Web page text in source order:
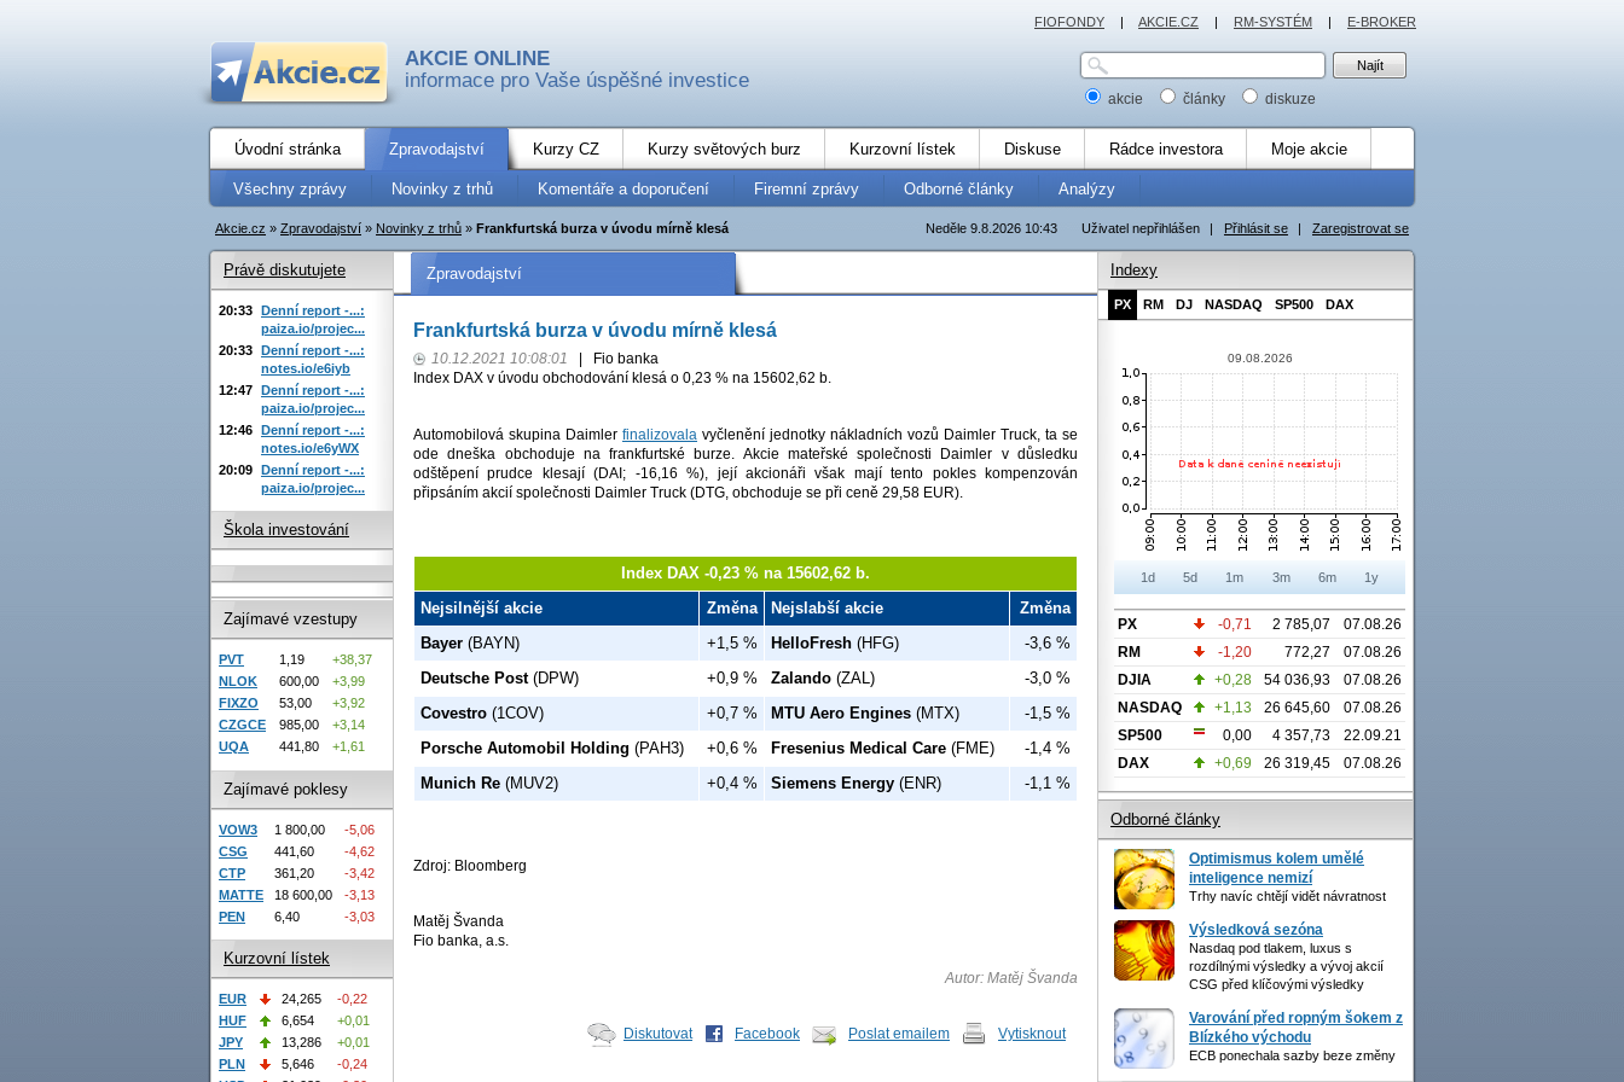
AKCIE ONLINE
informace pro Vaše úspěšné investice
akcie články diskuze
Úvodní stránka Zpravodajství Kurzy CZ Kurzy světových burz Kurzovní lístek Diskuse Rádce investora Moje akcie
Všechny zprávy Novinky z trhů Komentáře a doporučení Firemní zprávy Odborné články Analýzy
Uživatel nepřihlášen | Přihlásit se | Zaregistrovat se
Neděle 9.8.2026 10:43
Akcie.cz » Zpravodajství » Novinky z trhů » Frankfurtská burza v úvodu mírně klesá
Zpravodajství
Frankfurtská burza v úvodu mírně klesá
10.12.2021 10:08:01
Fio banka
Index DAX v úvodu obchodování klesá o 0,23 % na 15602,62 b.
Automobilová skupina Daimler finalizovala vyčlenění jednotky nákladních vozů Daimler Truck, ta se
ode dneška obchoduje na frankfurtské burze. Akcie mateřské společnosti Daimler v důsledku
odštěpení prudce klesají (DAI; -16,16 %), její akcionáři však mají tento pokles kompenzován
připsáním akcií společnosti Daimler Truck (DTG, obchoduje se při ceně 29,58 EUR).
Index DAX -0,23 % na 15602,62 b.
Nejsilnější akcie
Změna Nejslabší akcie
Změna
Bayer (BAYN) +1,5 % HelloFresh (HFG)
-3,6 %
Deutsche Post(DPW) +0,9 % Zalando (ZAL)
-3,0 %
Covestro (1COV) +0,7 % MTU Aero Engines (MTX)
-1,5 %
Porsche Automobil Holding (PAH3) +0,6 % Fresenius Medical Care (FME)
-1,4 %
Munich Re (MUV2) +0,4 % Siemens Energy (ENR) -1,1 %
Zdroj: Bloomberg
Matěj Švanda
Fio banka, a.s.
Autor: Matěj Švanda
Diskutovat Facebook Poslat emailem Vytisknout
Právě diskutujete
20:33 Denní report -...:
paiza.io/projec...
20:33 Denní report -...:
notes.io/e6iyb
12:47 Denní report -...:
paiza.io/projec...
12:46 Denní report -...:
notes.io/e6yWX
20:09 Denní report -...:
paiza.io/projec...
Škola investování
Zajímavé vzestupy
PVT 1,19
+38,37
NLOK
600,00
+3,99
FIXZO
53,00
+3,92
CZGCE
985,00
+3,14
UQA
441,80 +1,61
Zajímavé poklesy
VOW3 1 800,00
-5,06
CSG
441,60
-4,62
CTP
361,20
-3,42
MATTE
18 600,00
-3,13
PEN
6,40 -3,03
Kurzovní lístek
EUR 24,265
-0,22
HUF
6,654
+0,01
JPY
13,286
+0,01
PLN
5,646
-0,24
Indexy
PX RM DJ NASDAQ SP500 DAX
09.08.2026
1d 5d 1m 3m 6m 1y
PX -0,71 2 785,07
07.08.26
RM
-1,20 772,27
07.08.26
DJIA
+0,28 54 036,93
07.08.26
NASDAQ
+1,13 26 645,60
07.08.26
SP500
0,00 4 357,73
22.09.21
DAX
+0,69 26 319,45 07.08.26
Odborné články
Optimismus kolem umělé
inteligence nemizí
Trhy navíc chtějí vidět návratnost
Výsledková sezóna
Nasdaq pod tlakem, luxus s
rozdílnými výsledky a vývoj akcií
CSG před klíčovými výsledky
Varování před ropným šokem z
Blízkého východu
ECB ponechala sazby beze změny
FIOFONDY | AKCIE.CZ | RM-SYSTÉM | E-BROKER